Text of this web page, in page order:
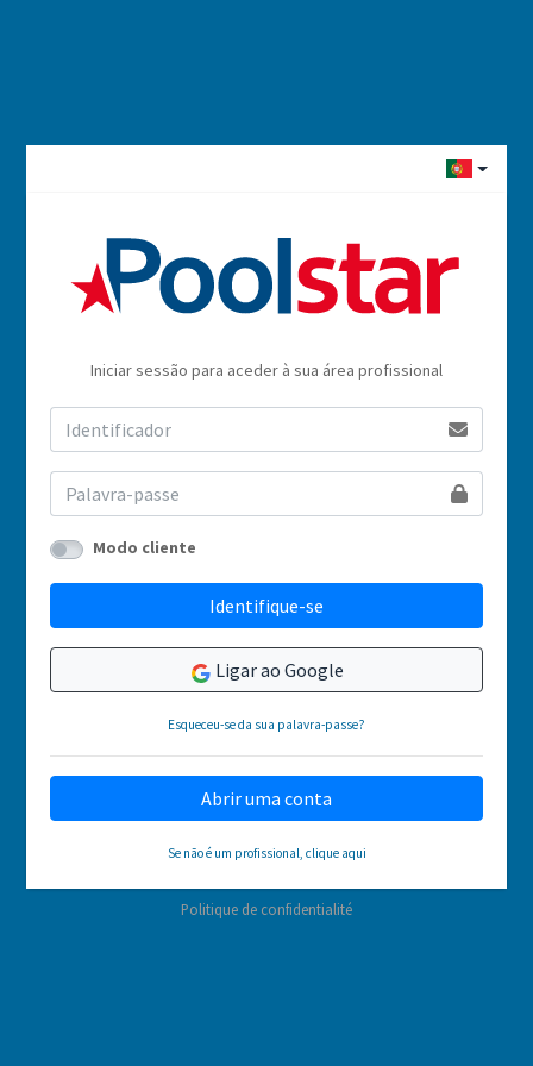
Iniciar sessão para aceder à sua área profissional
Modo cliente
Identifique-se
Ligar ao Google
Esqueceu-se da sua palavra-passe?
Abrir uma conta
Se não é um profissional, clique aqui
Politique de confidentialité